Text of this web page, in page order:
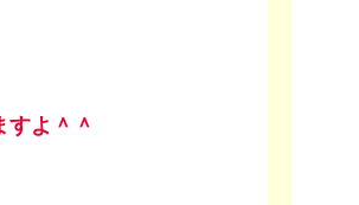
すよ ＾＾